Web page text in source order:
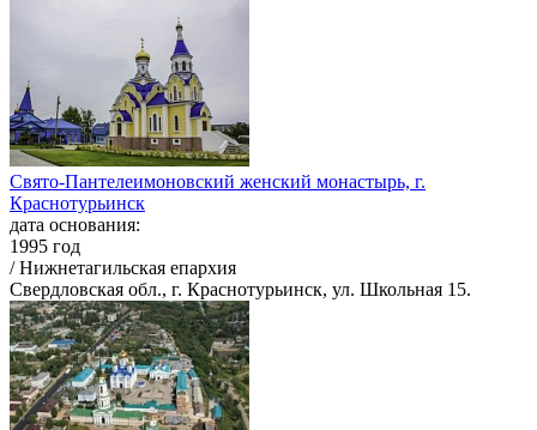
Свято-Пантелеимоновский женский монастырь, г.
Краснотурьинск
дата основания:
1995 год
/ Нижнетагильская епархия
Свердловская обл., г. Краснотурьинск, ул. Школьная 15.